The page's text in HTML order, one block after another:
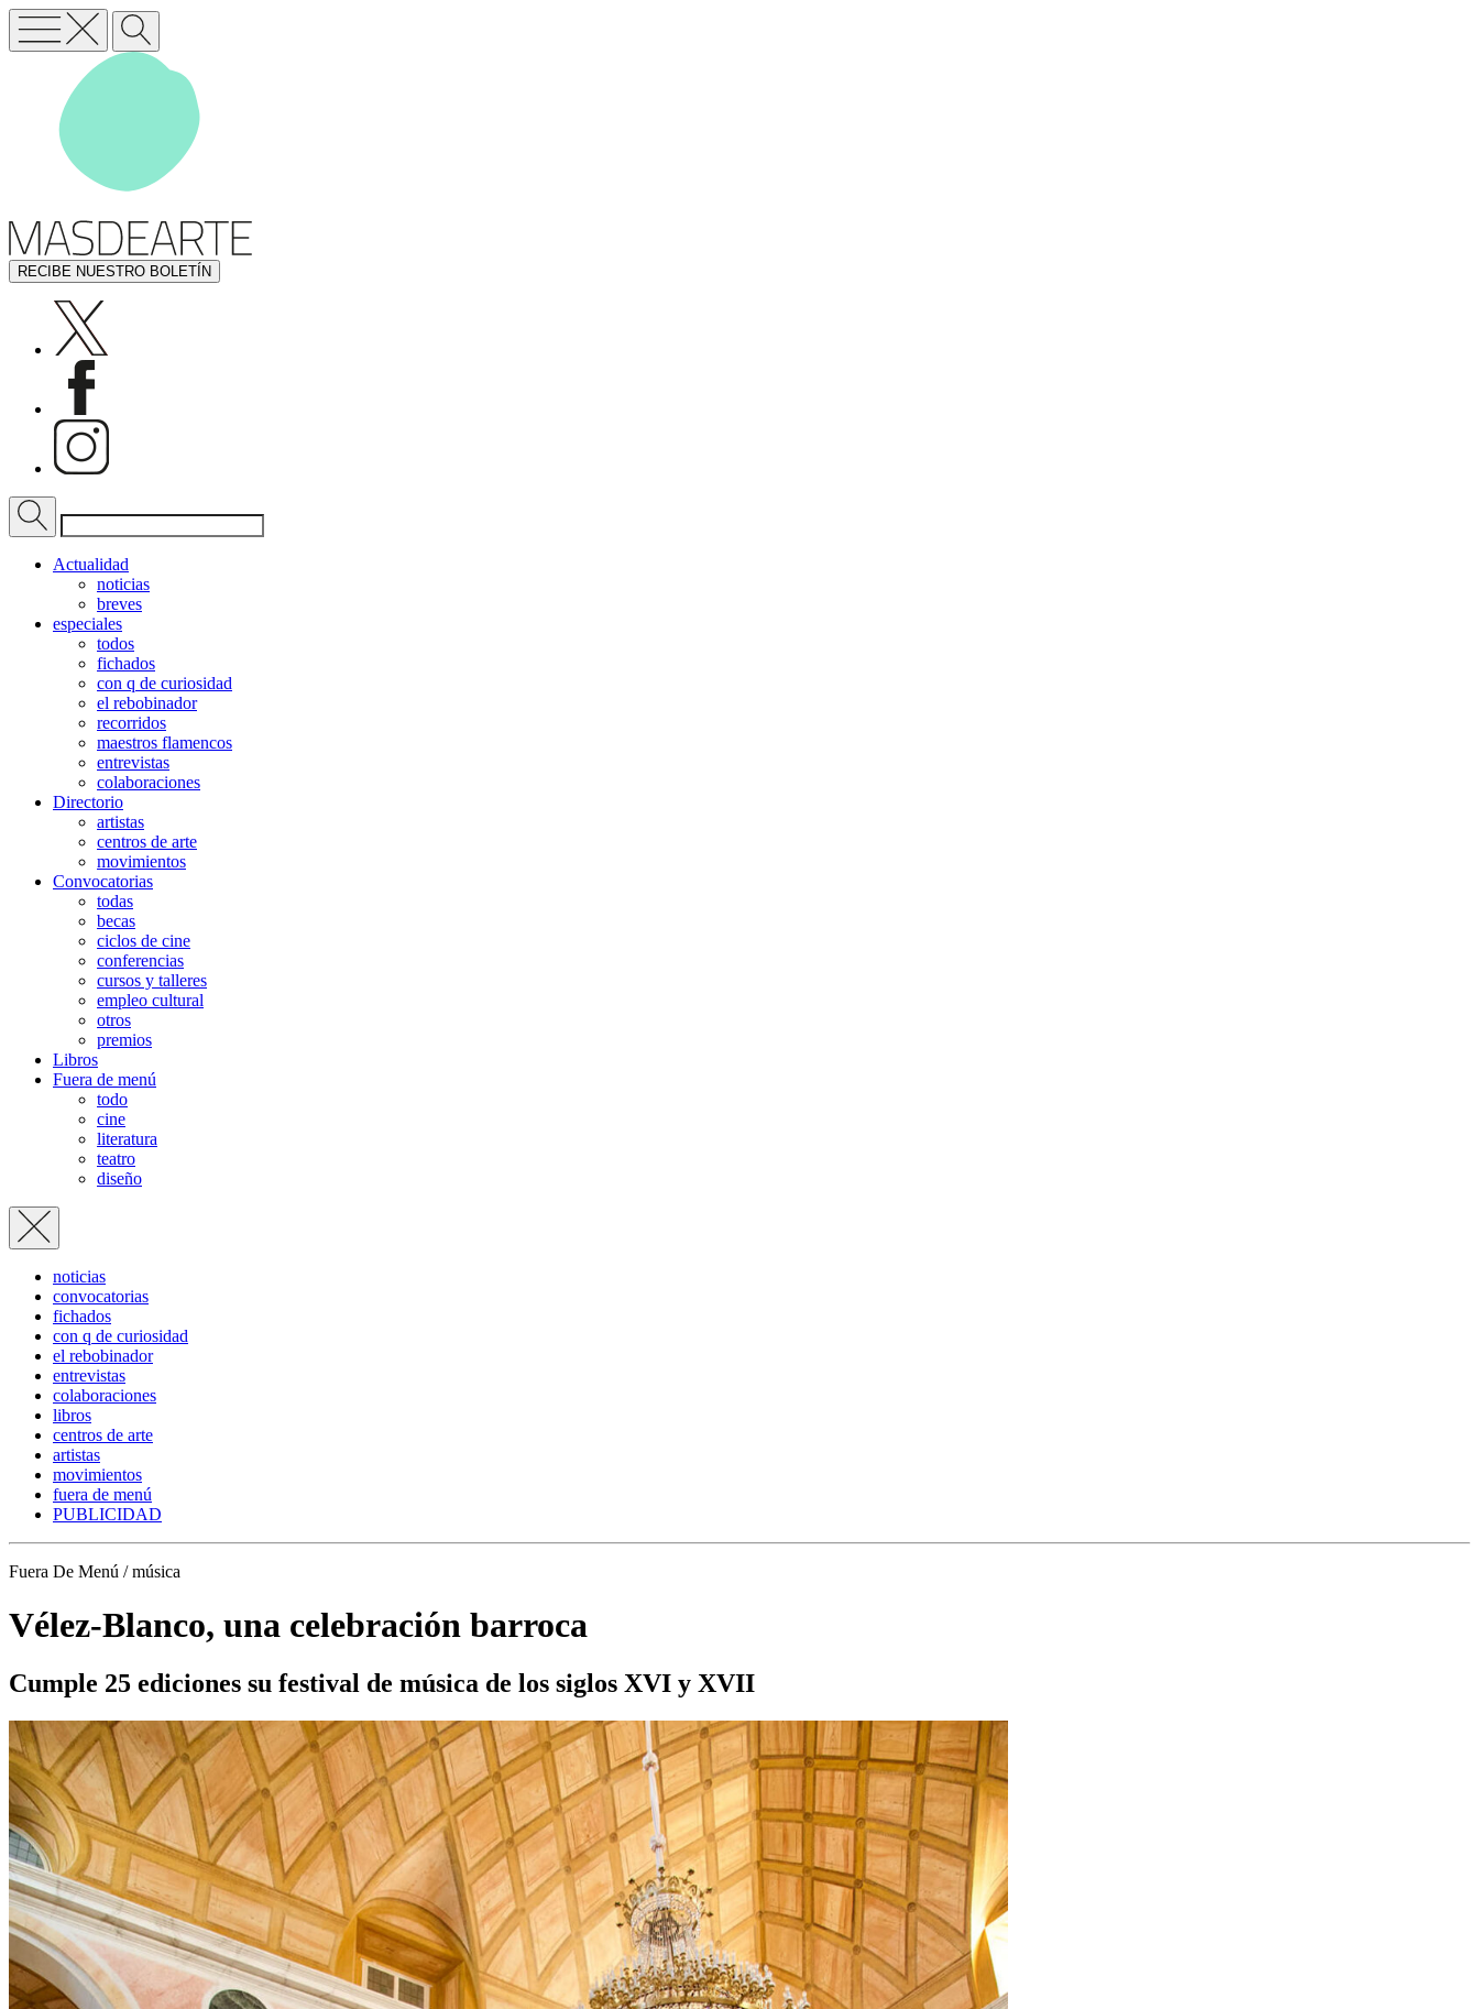
RECIBE NUESTRO BOLETÍN
Actualidad
noticias
breves
especiales
todos
fichados
con q de curiosidad
el rebobinador
recorridos
maestros flamencos
entrevistas
colaboraciones
Directorio
artistas
centros de arte
movimientos
Convocatorias
todas
becas
ciclos de cine
conferencias
cursos y talleres
empleo cultural
otros
premios
Libros
Fuera de menú
todo
cine
literatura
teatro
diseño
noticias
convocatorias
fichados
con q de curiosidad
el rebobinador
entrevistas
colaboraciones
libros
centros de arte
artistas
movimientos
fuera de menú
PUBLICIDAD
Fuera De Menú / música
Vélez-Blanco, una celebración barroca
Cumple 25 ediciones su festival de música de los siglos XVI y XVII